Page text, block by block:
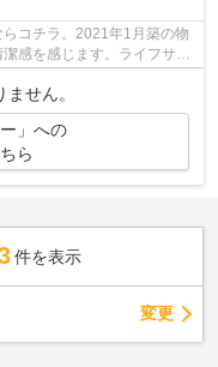
コチラ。2021年1月築の物
感を感じます。ライフサー
せん。
」への
ら
件を表示
変更